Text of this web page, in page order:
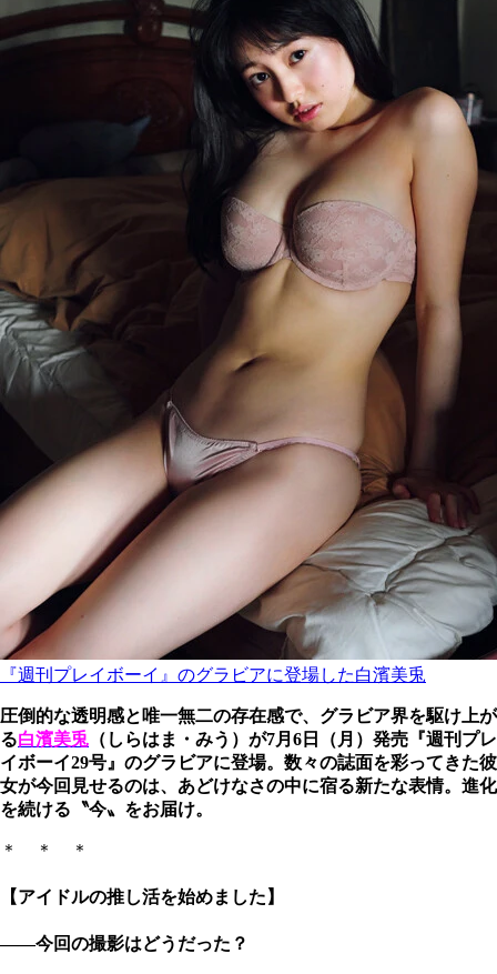
『週刊プレイボーイ』のグラビアに登場した白濱美兎
圧倒的な透明感と唯一無二の存在感で、グラビア界を駆け上が
る白濱美兎 （しらはま・みう）が7月6日（月）発売『週刊プレ
イボーイ29号』のグラビアに登場。数々の誌面を彩ってきた彼
女が今回見せるのは、あどけなさの中に宿る新たな表情。進化
を続ける〝今〟をお届け。
＊ ＊ ＊
【アイドルの推し活を始めました】
――今回の撮影はどうだった？